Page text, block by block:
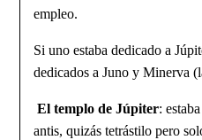
empleo.
Si uno estaba dedicado a
dedicados a Juno y Minerva
El templo de Júpiter:
antis, quizás tetrástilo pero